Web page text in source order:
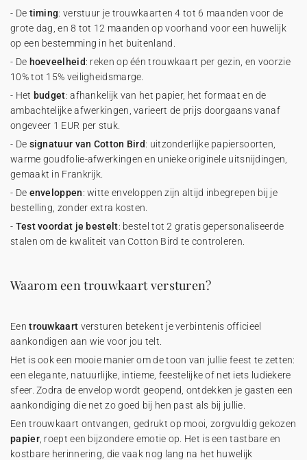
- De timing: verstuur je trouwkaarten 4 tot 6 maanden voor de
grote dag, en 8 tot 12 maanden op voorhand voor een huwelijk
op een bestemming in het buitenland.
- De hoeveelheid: reken op één trouwkaart per gezin, en voorzie
10% tot 15% veiligheidsmarge.
- Het budget: afhankelijk van het papier, het formaat en de
ambachtelijke afwerkingen, varieert de prijs doorgaans vanaf
ongeveer 1 EUR per stuk.
- De signatuur van Cotton Bird: uitzonderlijke papiersoorten,
warme goudfolie-afwerkingen en unieke originele uitsnijdingen,
gemaakt in Frankrijk.
- De enveloppen: witte enveloppen zijn altijd inbegrepen bij je
bestelling, zonder extra kosten.
- Test voordat je bestelt: bestel tot 2 gratis gepersonaliseerde
stalen om de kwaliteit van Cotton Bird te controleren.
Waarom een trouwkaart versturen?
Eentrouwkaart versturen betekent je verbintenis officieel
aankondigen aan wie voor jou telt.
Het is ook een mooie manier om de toon van jullie feest te zetten:
een elegante, natuurlijke, intieme, feestelijke of net iets ludiekere
sfeer. Zodra de envelop wordt geopend, ontdekken je gasten een
aankondiging die net zo goed bij hen past als bij jullie.
Een trouwkaart ontvangen, gedrukt op mooi, zorgvuldig gekozen
papier, roept een bijzondere emotie op. Het is een tastbare en
kostbare herinnering, die vaak nog lang na het huwelijk